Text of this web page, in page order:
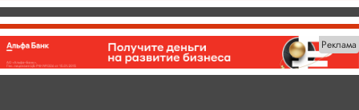
Реклама